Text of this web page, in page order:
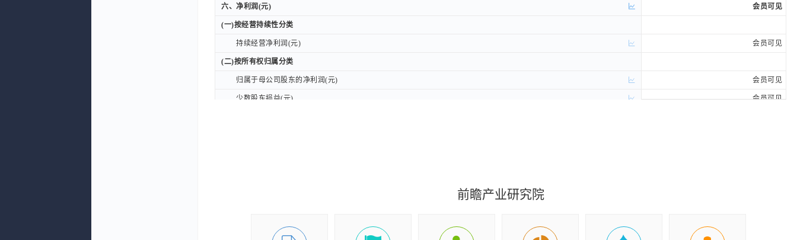
六、净利润(元) 会员可见
(一)按经营持续性分类
持续经营净利润(元) 会员可见
(二)按所有权归属分类
归属于母公司股东的净利润(元) 会员可见
少数股东损益(元) 会员可见
归属于少数股东的综合收益总额(元)
六、净利润(元)
(一)按经营持续性分类
持续经营净利润(元)
(二)按所有权归属分类
归属于母公司股东的净利润(元)
少数股东损益(元)
归属于少数股东的综合收益总额(元)
前瞻产业研究院